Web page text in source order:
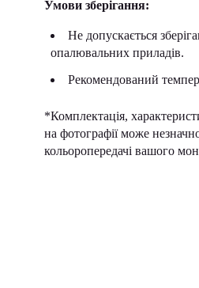
Умови зберігання:
Не допускається
опалювальних приладів.
Рекомендований
*Комплектація,
на фотографії може
кольоропередачі вашого